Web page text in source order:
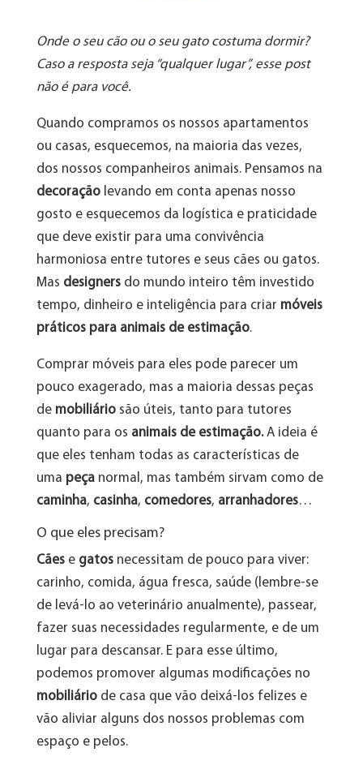
Onde o seu cão ou o seu gato costuma dormir?
Caso a resposta seja “qualquer lugar”, esse post
não é para você.
Quando compramos os nossos apartamentos
ou casas, esquecemos, na maioria das vezes,
dos nossos companheiros animais. Pensamos na
decoraçãolevando em conta apenas nosso
gosto e esquecemos da logística e praticidade
que deve existir para uma convivência
harmoniosa entre tutores e seus cães ou gatos.
Mas designersdo mundo inteiro têm investido
tempo, dinheiro e inteligência para criar móveis
práticos para animais de estimação.
Comprar móveis para eles pode parecer um
pouco exagerado, mas a maioria dessas peças
de mobiliáriosão úteis, tanto para tutores
quanto para os animais de estimação.A ideia é
que eles tenham todas as características de
uma peçanormal, mas também sirvam como de
caminha, casinha, comedores, arranhadores…
O que eles precisam?
Cãese gatosnecessitam de pouco para viver:
carinho, comida, água fresca, saúde (lembre-se
de levá-lo ao veterinário anualmente), passear,
fazer suas necessidades regularmente, e de um
lugar para descansar. E para esse último,
podemos promover algumas modificações no
mobiliáriode casa que vão deixá-los felizes e
vão aliviar alguns dos nossos problemas com
espaço e pelos.